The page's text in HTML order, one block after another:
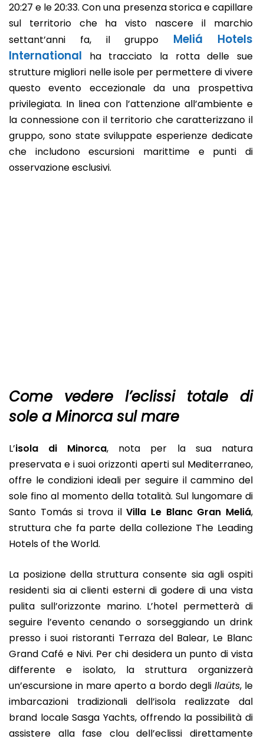
20:27 e le 20:33. Con una presenza storica e capillare
sul territorio che ha visto nascere il marchio
settant’anni fa, il gruppo Meliá Hotels
International ha tracciato la rotta delle sue
strutture migliori nelle isole per permettere di vivere
questo evento eccezionale da una prospettiva
privilegiata. In linea con l’attenzione all’ambiente e
la connessione con il territorio che caratterizzano il
gruppo, sono state sviluppate esperienze dedicate
che includono escursioni marittime e punti di
osservazione esclusivi.
Come vedere l’eclissi totale di
sole a Minorca sul mare
L’isola di Minorca, nota per la sua natura
preservata e i suoi orizzonti aperti sul Mediterraneo,
offre le condizioni ideali per seguire il cammino del
sole fino al momento della totalità. Sul lungomare di
Santo Tomás si trova ilVilla Le Blanc Gran Meliá,
struttura che fa parte della collezione The Leading
Hotels of the World.
La posizione della struttura consente sia agli ospiti
residenti sia ai clienti esterni di godere di una vista
pulita sull’orizzonte marino. L’hotel permetterà di
seguire l’evento cenando o sorseggiando un drink
presso i suoi ristoranti Terraza del Balear, Le Blanc
Grand Café e Nivi. Per chi desidera un punto di vista
differente e isolato, la struttura organizzerà
un’escursione in mare aperto a bordo degli llaüts, le
imbarcazioni tradizionali dell’isola realizzate dal
brand locale Sasga Yachts, offrendo la possibilità di
assistere alla fase clou dell’eclissi direttamente